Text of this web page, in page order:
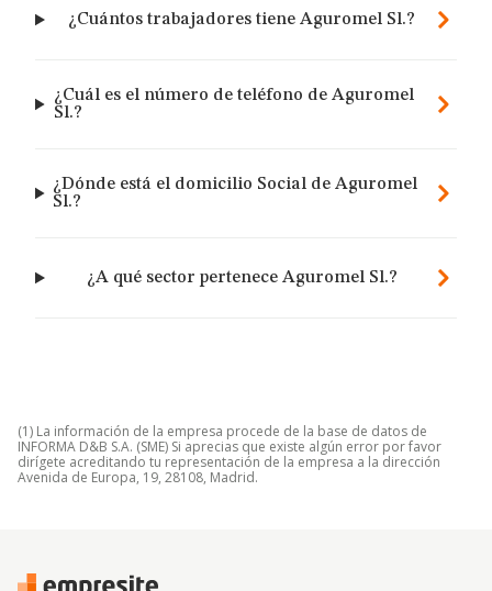
¿Cuántos trabajadores tiene Aguromel Sl.?
¿Cuál es el número de teléfono de Aguromel
Sl.?
¿Dónde está el domicilio Social de Aguromel
Sl.?
¿A qué sector pertenece Aguromel Sl.?
(1) La información de la empresa procede de la base de datos de
INFORMA D&B S.A. (SME) Si aprecias que existe algún error por favor
dirígete acreditando tu representación de la empresa a la dirección
Avenida de Europa, 19, 28108, Madrid.